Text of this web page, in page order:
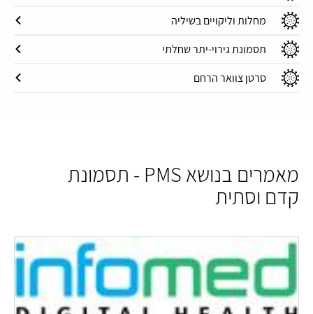
מחלות וליקויים בשיליה
תסמונת גירוי-יתר שחלתי
סרטן צוואר הרחם
מאמרים בנושא PMS - תסמונת
קדם וסתית